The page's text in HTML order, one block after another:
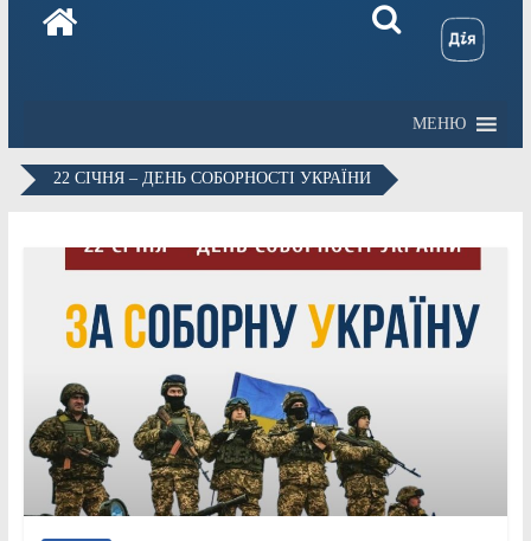
МЕНЮ
22 СІЧНЯ – ДЕНЬ СОБОРНОСТІ УКРАЇНИ